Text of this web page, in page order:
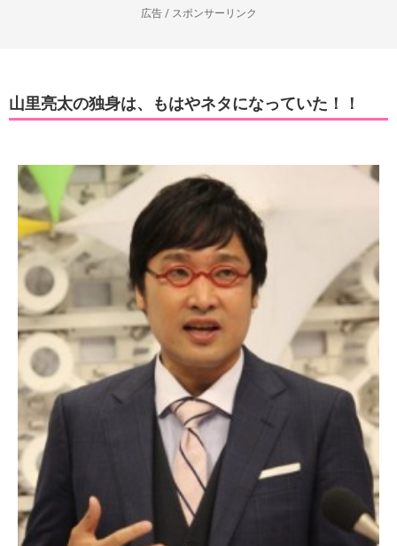
広告 / スポンサーリンク
山里亮太の独身は、もはやネタになっていた！！